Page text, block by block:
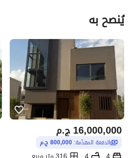
يُنصح به
ج.م16,000,000
الدفعة المقدّمة: 800,000 ج.م